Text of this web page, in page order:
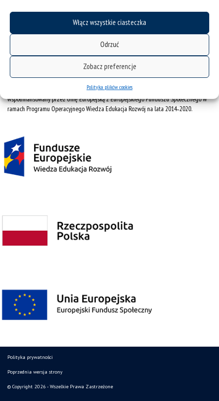
Włącz wszystkie ciasteczka
Odrzuć
Zobacz preferencje
Polityka plików cookies
tel. +48 32 359 22 22
Projekt Zintegrowany Program Rozwoju Uniwersytetu Śląskiego w Katowicach
współfinansowany przez Unię Europejską z Europejskiego Funduszu Społecznego w
ramach Programu Operacyjnego Wiedza Edukacja Rozwój na lata 2014˗2020.
Polityka prywatności
Poprzednia wersja strony
© Copyright 2026 - Wszelkie Prawa Zastrzeżone